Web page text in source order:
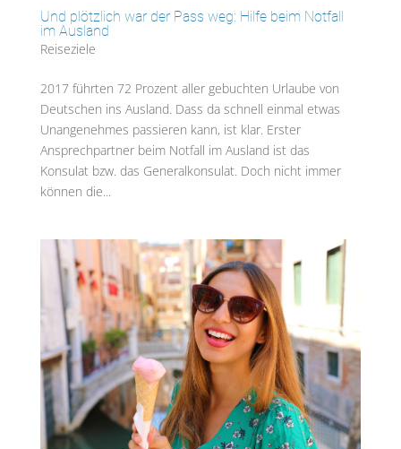
Und plötzlich war der Pass weg: Hilfe beim Notfall
im Ausland
Reiseziele
2017 führten 72 Prozent aller gebuchten Urlaube von
Deutschen ins Ausland. Dass da schnell einmal etwas
Unangenehmes passieren kann, ist klar. Erster
Ansprechpartner beim Notfall im Ausland ist das
Konsulat bzw. das Generalkonsulat. Doch nicht immer
können die...